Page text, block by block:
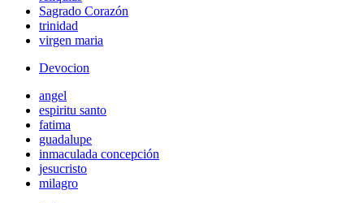
Sagrado Corazón
trinidad
virgen maria
Devocion
angel
espiritu santo
fatima
guadalupe
inmaculada concepción
jesucristo
milagro